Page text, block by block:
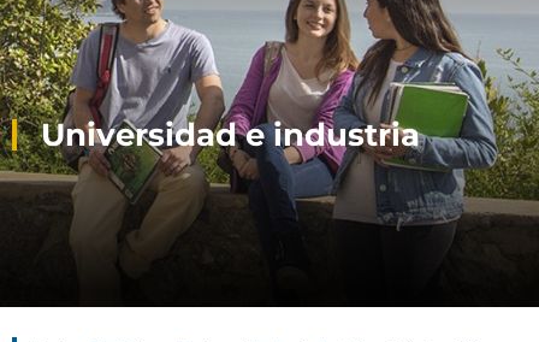
Universidad e industria